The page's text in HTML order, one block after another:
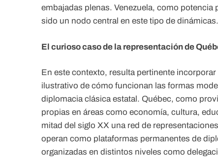
embajadas plenas. Venezuela, como
sido un nodo central en este tipo de dinámicas.
El curioso caso de la representación de
En este contexto, resulta pertinente
ilustrativo de cómo funcionan las formas
diplomacia clásica estatal. Québec, como
propias en áreas como economía, cultura,
mitad del siglo XX una red de
operan como plataformas permanentes de
organizadas en distintos niveles como